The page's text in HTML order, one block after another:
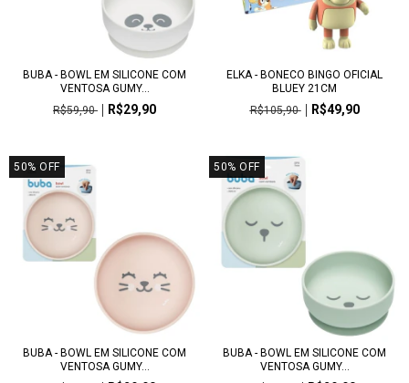
BUBA - BOWL EM SILICONE COM
VENTOSA GUMY...
R$59,90
R$29,90
ELKA - BONECO BINGO OFICIAL
BLUEY 21CM
R$105,90
R$49,90
50% OFF
BUBA - BOWL EM SILICONE COM
VENTOSA GUMY...
50% OFF
BUBA - BOWL EM SILICONE COM
VENTOSA GUMY...